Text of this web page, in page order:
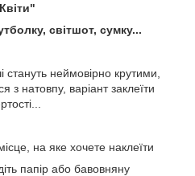
світшот, сумку...
неймовірно крутими,
з натовпу, варіант заклеїти
на яке хочете наклеїти
папір або бавовняну